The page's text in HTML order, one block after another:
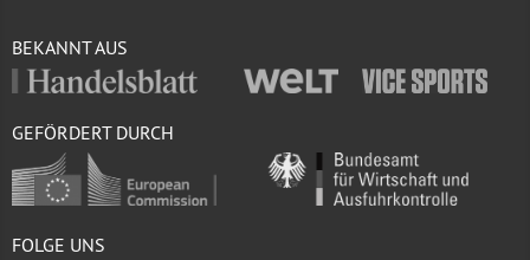
BEKANNT AUS
GEFÖRDERT DURCH
FOLGE UNS